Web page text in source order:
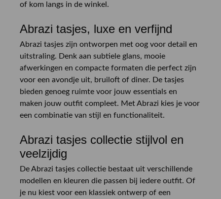
of kom langs in de winkel.
Abrazi tasjes, luxe en verfijnd
Abrazi tasjes zijn ontworpen met oog voor detail en
uitstraling. Denk aan subtiele glans, mooie
afwerkingen en compacte formaten die perfect zijn
voor een avondje uit, bruiloft of diner. De tasjes
bieden genoeg ruimte voor jouw essentials en
maken jouw outfit compleet. Met Abrazi kies je voor
een combinatie van stijl en functionaliteit.
Abrazi tasjes collectie stijlvol en
veelzijdig
De Abrazi tasjes collectie bestaat uit verschillende
modellen en kleuren die passen bij iedere outfit. Of
je nu kiest voor een klassiek ontwerp of een